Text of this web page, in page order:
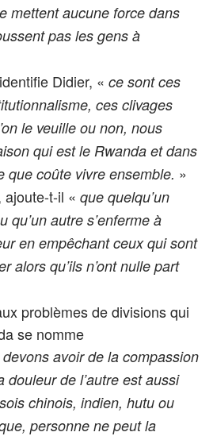
mettent aucune force dans
pas les gens à
Didier, « ce sont ces
ces clivages
le veuille ou non, nous
qui est le Rwanda et dans
que coûte vivre ensemble. »
ajoute-t-il « que quelqu’un
qu’un autre s’enferme à
en empêchant ceux qui sont
alors qu’ils n’ont nulle part
problèmes de divisions qui
se nomme
avoir de la compassion
douleur de l’autre est aussi
chinois, indien, hutu ou
personne ne peut la